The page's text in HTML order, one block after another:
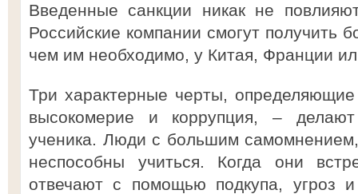
Введенные санкции никак не
Российские компании смогут получить
чем им необходимо, у Китая, Франции
Три характерные черты,
высокомерие и коррупция, –
ученика. Люди с большим
неспособны учиться. Когда они
отвечают с помощью подкупа, угроз